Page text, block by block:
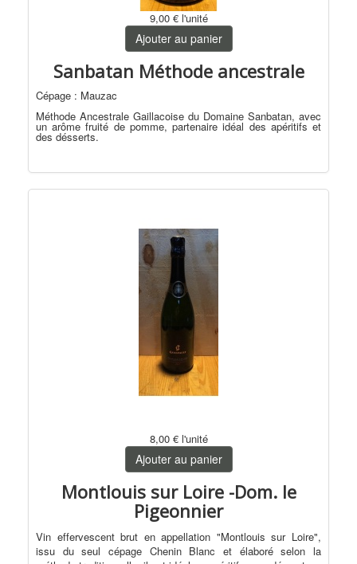
9,00 € l'unité
Ajouter au panier
Sanbatan Méthode ancestrale
Cépage : Mauzac
Méthode Ancestrale Gaillacoise du Domaine Sanbatan, avec
un arôme fruité de pomme, partenaire idéal des apéritifs et
des désserts.
8,00 € l'unité
Ajouter au panier
Montlouis sur Loire -Dom. le
Pigeonnier
Vin effervescent brut en appellation "Montlouis sur Loire",
issu du seul cépage Chenin Blanc et élaboré selon la